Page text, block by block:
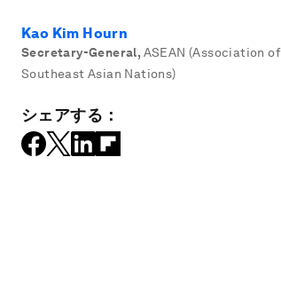
Kao Kim Hourn
Secretary-General, ASEAN (Association of
Southeast Asian Nations)
シェアする：